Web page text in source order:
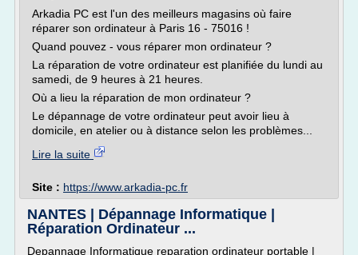
Arkadia PC est l'un des meilleurs magasins où faire
réparer son ordinateur à Paris 16 - 75016 !
Quand pouvez - vous réparer mon ordinateur ?
La réparation de votre ordinateur est planifiée du lundi au
samedi, de 9 heures à 21 heures.
Où a lieu la réparation de mon ordinateur ?
Le dépannage de votre ordinateur peut avoir lieu à
domicile, en atelier ou à distance selon les problèmes...
Lire la suite
Site : https://www.arkadia-pc.fr
NANTES | Dépannage Informatique |
Réparation Ordinateur ...
Depannage Informatique reparation ordinateur portable |